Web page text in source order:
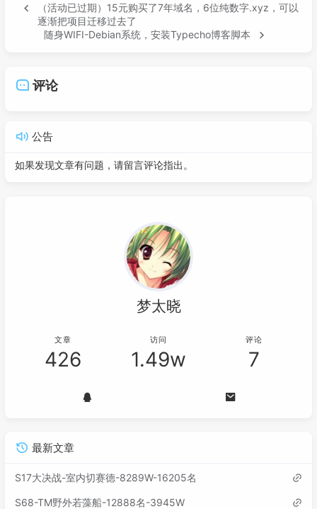
（活动已过期）15元购买了7年域名，6位纯数字.xyz，可以
逐渐把项目迁移过去了
随身WIFI-Debian系统，安装Typecho博客脚本
评论
公告
如果发现文章有问题，请留言评论指出。
梦太晓
文章
426
访问
1.49w
评论
7
最新文章
S17大决战-室内切赛德-8289W-16205名
S68-TM野外若藻船-12888名-3945W